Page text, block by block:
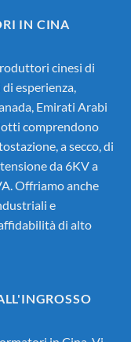
IN CINA
cinesi di
esperienza,
Emirati Arabi
comprendono
a secco, di
da 6KV a
Offriamo anche
e
di alto